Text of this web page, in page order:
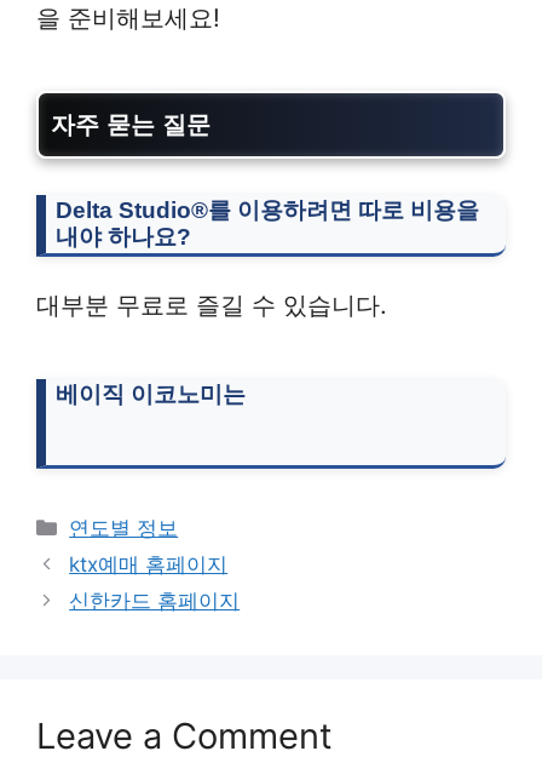
을 준비해보세요!
자주 묻는 질문
Delta Studio®를 이용하려면 따로 비용을
내야 하나요?
대부분 무료로 즐길 수 있습니다.
베이직 이코노미는
Categories
연도별 정보
ktx예매 홈페이지
신한카드 홈페이지
Leave a Comment